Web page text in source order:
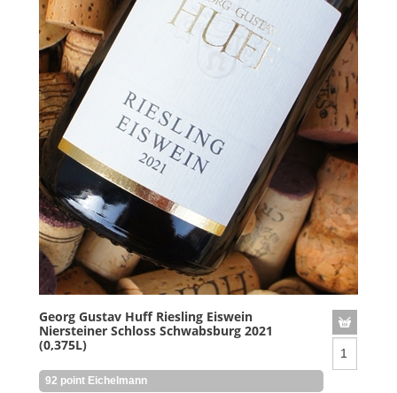
Georg Gustav Huff Riesling Eiswein
Niersteiner Schloss Schwabsburg 2021
(0,375L)
92 point Eichelmann